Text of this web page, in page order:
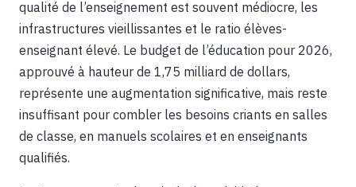
qualité de l’enseignement est souvent médiocre, les
infrastructures vieillissantes et le ratio élèves-
enseignant élevé. Le budget de l’éducation pour 2026,
approuvé à hauteur de 1,75 milliard de dollars,
représente une augmentation significative, mais reste
insuffisant pour combler les besoins criants en salles
de classe, en manuels scolaires et en enseignants
qualifiés.